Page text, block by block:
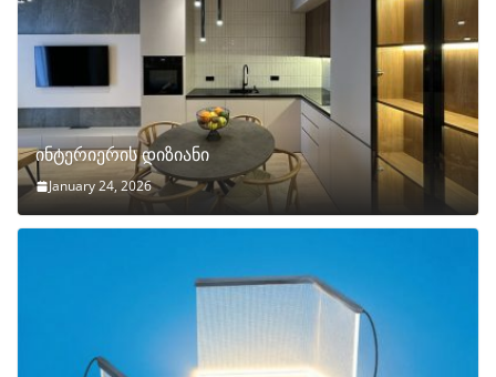
ინტერიერის დიზიანი
January 24, 2026